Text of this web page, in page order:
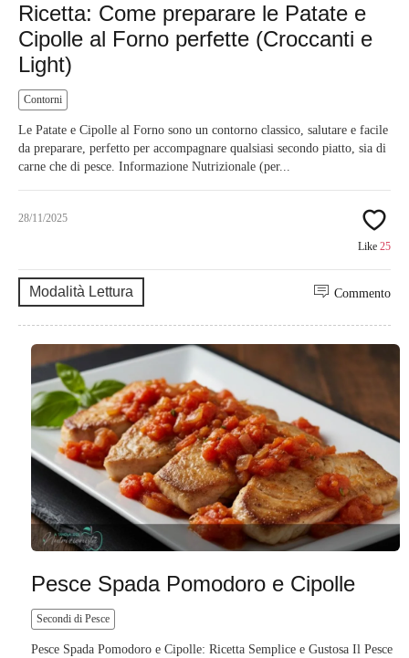
Ricetta: Come preparare le Patate e
Cipolle al Forno perfette (Croccanti e
Light)
Contorni
Le Patate e Cipolle al Forno sono un contorno classico, salutare e facile
da preparare, perfetto per accompagnare qualsiasi secondo piatto, sia di
carne che di pesce. Informazione Nutrizionale (per...
28/11/2025
Like 25
Modalità Lettura Commento
Pesce Spada Pomodoro e Cipolle
Secondi di Pesce
Pesce Spada Pomodoro e Cipolle: Ricetta Semplice e Gustosa Il Pesce